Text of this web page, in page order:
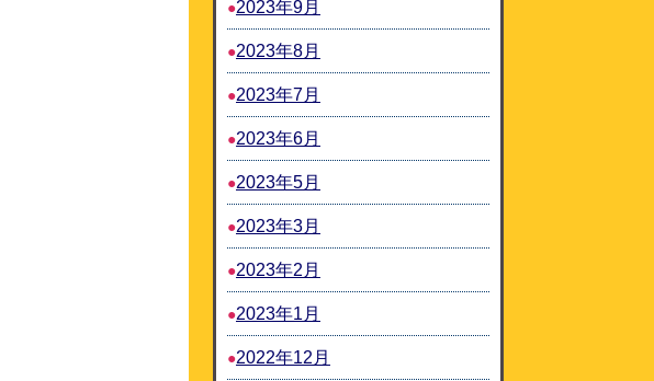
2023年9月
2023年8月
2023年7月
2023年6月
2023年5月
2023年3月
2023年2月
2023年1月
2022年12月